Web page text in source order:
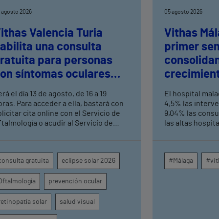
agosto 2026
Valencia Turia
una consulta
para personas
síntomas oculares
el eclipse solar
el día 13 de agosto, de 16 a 19
Para acceder a ella, bastará con
cita online con el Servicio de
o acudir al Servicio de
gratuita eclipse solar 2026
prevención ocular
solar salud visual
05 agosto 2026
Vithas
primer
consultas
altas
El hospital
4,5% las
9,04% las
las altas
centros
provincia
#Málaga